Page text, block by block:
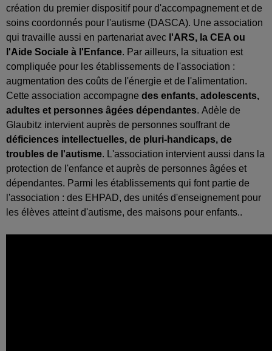
création du premier dispositif pour d'accompagnement et de
soins coordonnés pour l'autisme (DASCA). Une association
qui travaille aussi en partenariat avec l'ARS, la CEA ou
l'Aide Sociale à l'Enfance. Par ailleurs, la situation est
compliquée pour les établissements de l'association :
augmentation des coûts de l'énergie et de l'alimentation.
Cette association accompagne des enfants, adolescents,
adultes et personnes âgées dépendantes. Adèle de
Glaubitz intervient auprès de personnes souffrant de
déficiences intellectuelles, de pluri-handicaps, de
troubles de l'autisme. L'association intervient aussi dans la
protection de l'enfance et auprès de personnes âgées et
dépendantes. Parmi les établissements qui font partie de
l'association : des EHPAD, des unités d'enseignement pour
les élèves atteint d'autisme, des maisons pour enfants..